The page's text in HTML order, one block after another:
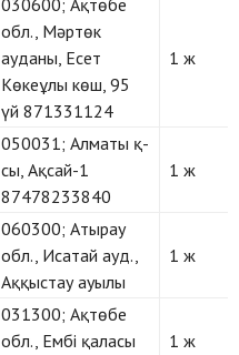
030600; Ақтөбе
обл., Мәртөк
ауданы, Есет
Көкеұлы көш, 95
үй 871331124
1 ж
050031; Алматы қ-
сы, Ақсай-1
87478233840
1 ж
060300; Атырау
обл., Исатай ауд.,
Аққыстау ауылы
1 ж
031300; Ақтөбе
обл., Ембі қаласы
1 ж